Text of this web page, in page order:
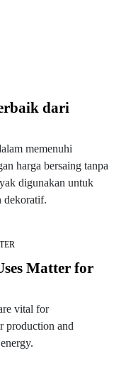
dari
memenuhi
harga bersaing tanpa
digunakan untuk
dekoratif.
Matter for
vital for
production and